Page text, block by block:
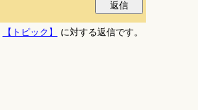
【トピック】 に対する返信です。